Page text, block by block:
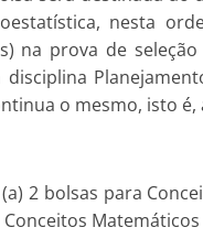
nesta
na prova de
o mesmo, isto
2 bolsas para